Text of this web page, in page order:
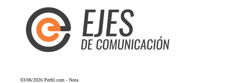
03/06/2026 Perfil.com - Nota